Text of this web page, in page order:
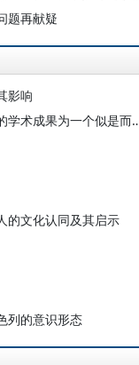
题再献疑
影响
沈登苗：如此怼犹太人不妥——请
的文化认同及其启示
列的意识形态